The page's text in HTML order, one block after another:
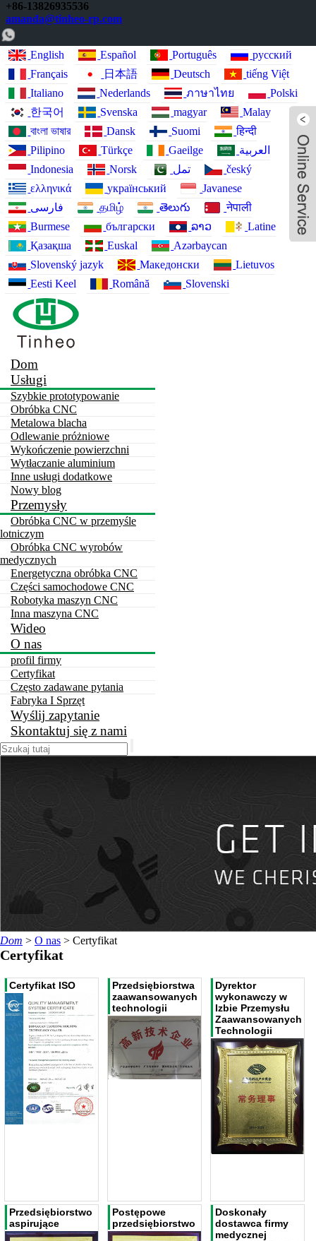
+86-13826935536
amanda@tinheo-rp.com
English Español Português
русский
Français
日本語 Deutsch
tiếng Việt
Italiano
Nederlands ภาษาไทย
Polski
한국어
Svenska magyar
Malay
বাংলা ভাষার
Dansk Suomi
हिन्दी
Pilipino
Türkçe Gaeilge
العربية
Indonesia
Norsk‎ تمل
český
ελληνικά
український
Javanese
فارسی
தமிழ் తెలుగు
नेपाली
Burmese
български ລາວ
Latine
Қазақша
Euskal
Azərbaycan
Slovenský jazyk
Македонски
Lietuvos
Eesti Keel
Română Slovenski
Dom
Usługi
Szybkie prototypowanie
Obróbka CNC
Metalowa blacha
Odlewanie próżniowe
Wykończenie powierzchni
Wytłaczanie aluminium
Inne usługi dodatkowe
Nowy blog
Przemysły
Obróbka CNC w przemyśle
lotniczym
Obróbka CNC wyrobów
medycznych
Energetyczna obróbka CNC
Części samochodowe CNC
Robotyka maszyn CNC
Inna maszyna CNC
Wideo
O nas
profil firmy
Certyfikat
Często zadawane pytania
Fabryka I Sprzęt
Wyślij zapytanie
Skontaktuj się z nami
Dom > O nas > Certyfikat
Certyfikat
Certyfikat ISO
Przedsiębiorstwa
zaawansowanych
technologii
Dyrektor
wykonawczy w
Izbie Przemysłu
Zaawansowanych
Technologii
Przedsiębiorstwo
aspirujące
Postępowe
przedsiębiorstwo
Doskonały
dostawca firmy
medycznej